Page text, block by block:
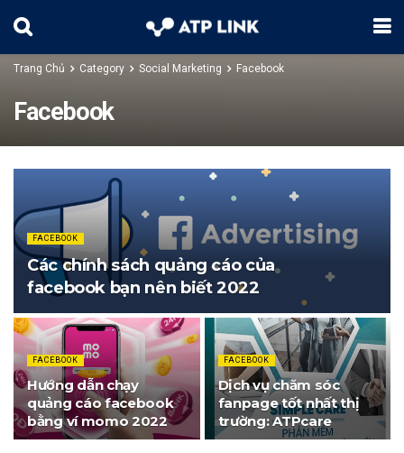
Trang Chủ Category Social Marketing Facebook
Facebook
FACEBOOK
Các chính sách quảng cáo của
facebook bạn nên biết 2022
FACEBOOK
Hướng dẫn chạy
quảng cáo facebook
bằng ví momo 2022
FACEBOOK
Dịch vụ chăm sóc
fanpage tốt nhất thị
trường: ATPcare